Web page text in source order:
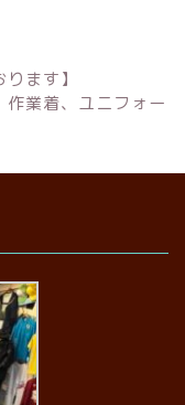
ます】
業着、ユニフォー